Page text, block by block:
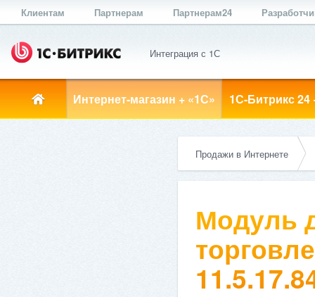
Клиентам Партнерам Партнерам24
Интеграция с 1С
Интернет-магазин + «1С» 1С-Битрикс 24
Продажи в Интернете
Модуль